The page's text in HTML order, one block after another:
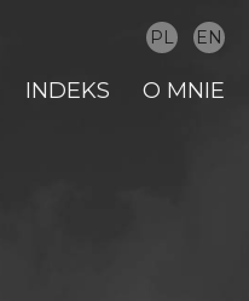
PL EN
INDEKS O MNIE